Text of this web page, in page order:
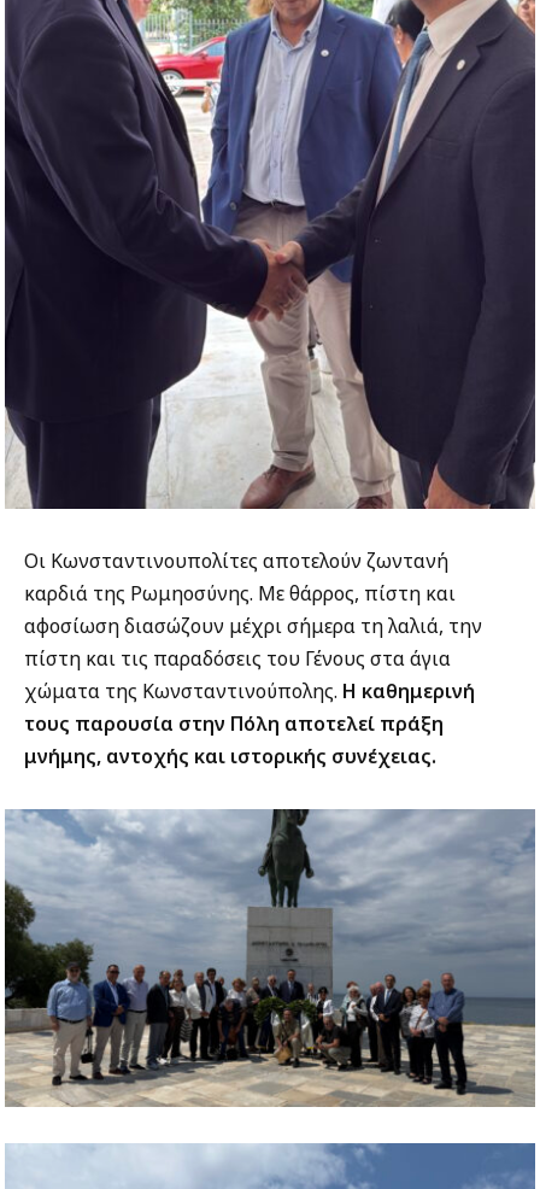
Οι Κωνσταντινουπολίτες αποτελούν ζωντανή
καρδιά της Ρωμηοσύνης. Με θάρρος, πίστη και
αφοσίωση διασώζουν μέχρι σήμερα τη λαλιά, την
πίστη και τις παραδόσεις του Γένους στα άγια
χώματα της Κωνσταντινούπολης. Η καθημερινή
τους παρουσία στην Πόλη αποτελεί πράξη
μνήμης, αντοχής και ιστορικής συνέχειας.